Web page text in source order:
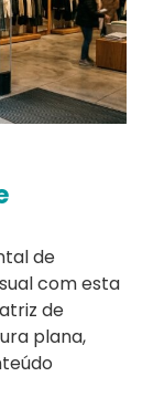
de
com esta
de
plana,